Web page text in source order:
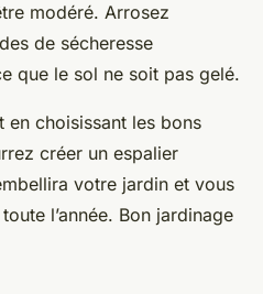
modéré. Arrosez
de sécheresse
que le sol ne soit pas gelé.
en choisissant les bons
créer un espalier
votre jardin et vous
l’année. Bon jardinage